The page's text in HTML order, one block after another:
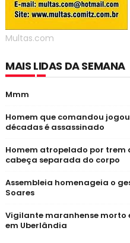
Multas.com
MAIS LIDAS DA SEMANA
Mmm
Homem que comandou
décadas é assassinado
Homem atropelado por trem
cabeça separada do corpo
Assembleia homenageia o
Soares
Vigilante maranhense morto
em Uberlândia